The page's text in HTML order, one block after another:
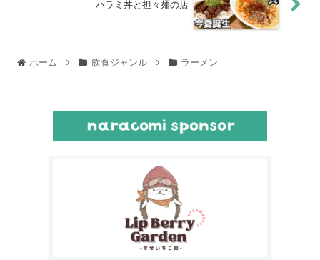
ハラミ丼と担々麺の店
ホーム 飲食ジャンル ラーメン